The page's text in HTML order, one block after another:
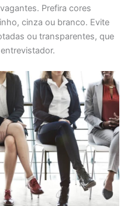
Prefira cores
cinza ou branco. Evite
ou transparentes, que